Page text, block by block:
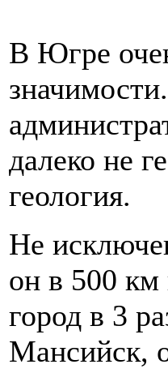
В Югре
далеко не
геология.
Не
он в 500 км
город в 3
Мансийск,